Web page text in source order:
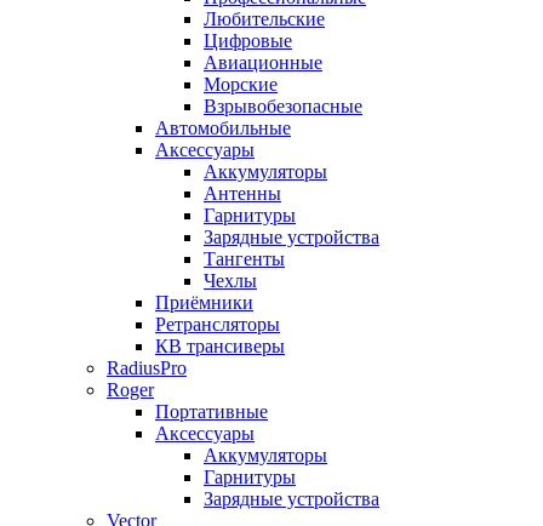
Любительские
Цифровые
Авиационные
Морские
Взрывобезопасные
Автомобильные
Аксессуары
Аккумуляторы
Антенны
Гарнитуры
Зарядные устройства
Тангенты
Чехлы
Приёмники
Ретрансляторы
КВ трансиверы
RadiusPro
Roger
Портативные
Аксессуары
Аккумуляторы
Гарнитуры
Зарядные устройства
Vector